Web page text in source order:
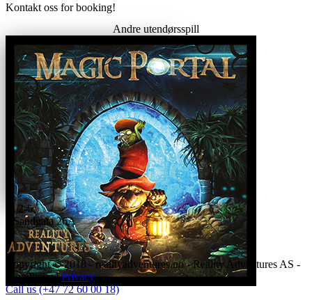
Kontakt oss for booking!
Andre utendørsspill
2-5
Sandgata 26A
Copyright © 2018 - realityadventures.no - Reality Adventures AS -
Trondheim |Privacy
Call us (+47 72 60 00 18)